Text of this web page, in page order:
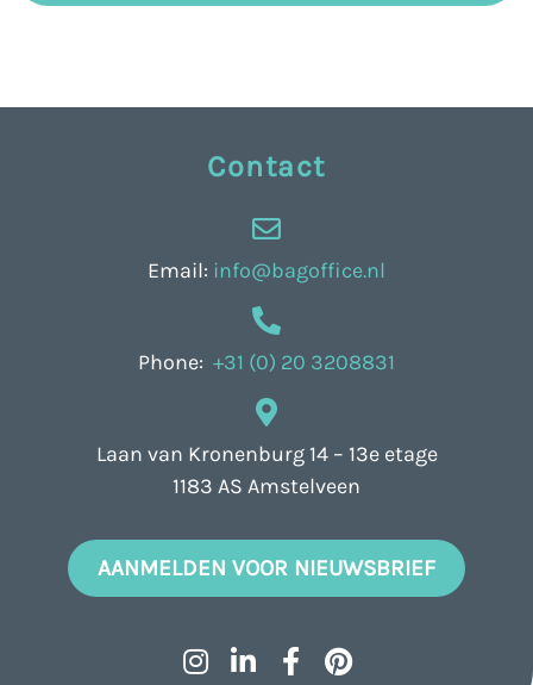
Contact
Email: info@bagoffice.nl
Phone: +31 (0) 20 3208831
Laan van Kronenburg 14 – 13e etage
1183 AS Amstelveen
AANMELDEN VOOR NIEUWSBRIEF